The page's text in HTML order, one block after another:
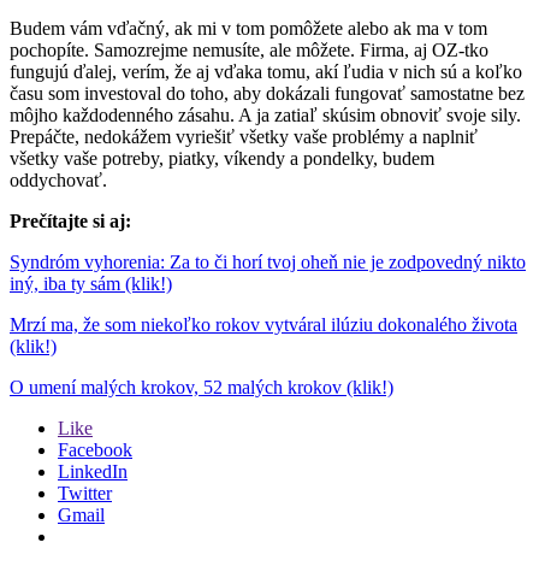
Budem vám vďačný, ak mi v tom pomôžete alebo ak ma v tom
pochopíte. Samozrejme nemusíte, ale môžete. Firma, aj OZ-tko
fungujú ďalej, verím, že aj vďaka tomu, akí ľudia v nich sú a koľko
času som investoval do toho, aby dokázali fungovať samostatne bez
môjho každodenného zásahu. A ja zatiaľ skúsim obnoviť svoje sily.
Prepáčte, nedokážem vyriešiť všetky vaše problémy a naplniť
všetky vaše potreby, piatky, víkendy a pondelky, budem
oddychovať.
Prečítajte si aj:
Syndróm vyhorenia: Za to či horí tvoj oheň nie je zodpovedný nikto
iný, iba ty sám (klik!)
Mrzí ma, že som niekoľko rokov vytváral ilúziu dokonalého života
(klik!)
O umení malých krokov, 52 malých krokov (klik!)
Like
Facebook
LinkedIn
Twitter
Gmail